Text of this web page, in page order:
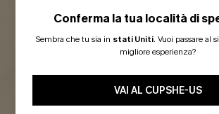
Conferma la tua località di
Sembra che tu sia in stati Uniti. Vuoi passare al
migliore esperienza?
VAI AL CUPSHE-US